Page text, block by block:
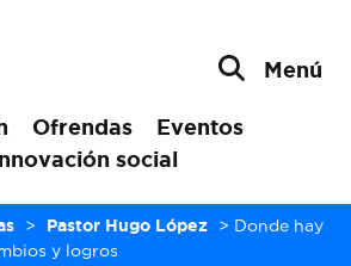
Ofrendas
Eventos
social
Menú
> Pastor Hugo López > Donde hay
y logros